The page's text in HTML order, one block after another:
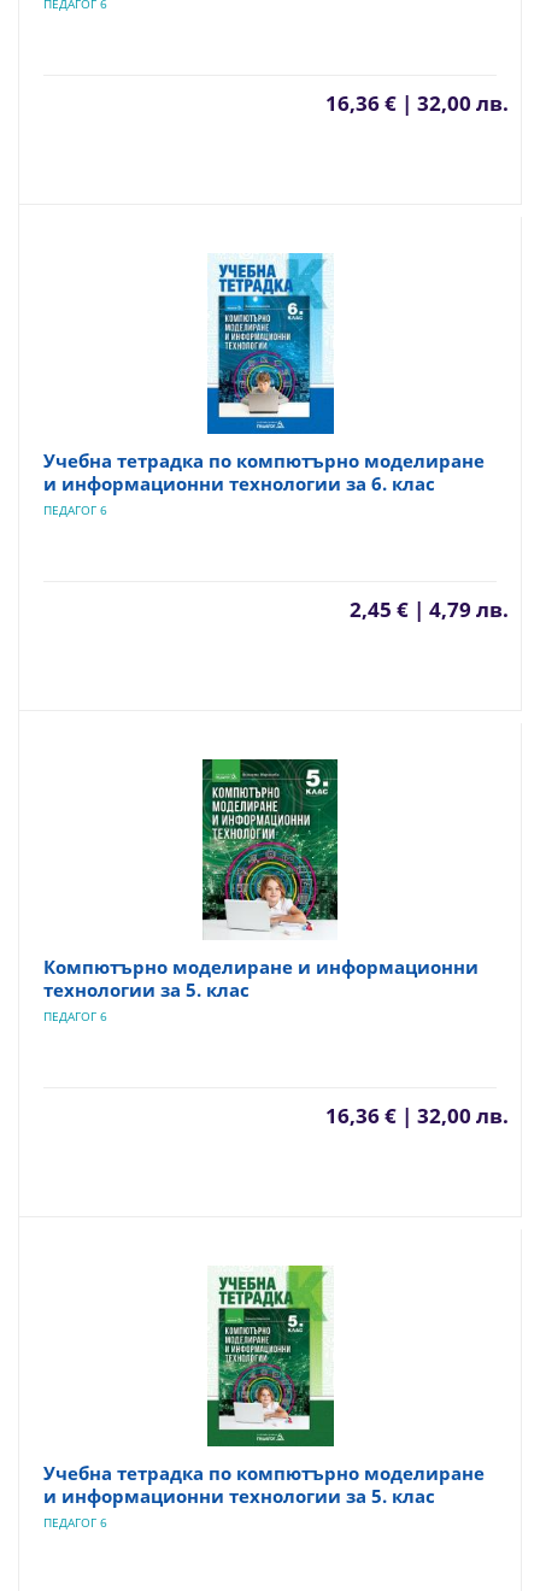
ПЕДАГОГ 6
16,36 € | 32,00 лв.
Учебна тетрадка по компютърно моделиране
и информационни технологии за 6. клас
ПЕДАГОГ 6
2,45 € | 4,79 лв.
Компютърно моделиране и информационни
технологии за 5. клас
ПЕДАГОГ 6
16,36 € | 32,00 лв.
Учебна тетрадка по компютърно моделиране
и информационни технологии за 5. клас
ПЕДАГОГ 6